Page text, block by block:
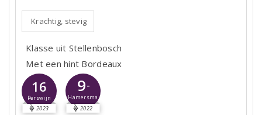
Krachtig, stevig
Klasse uit Stellenbosch
Met een hint Bordeaux
16
Perswijn
2023
9-
Hamersma
2022